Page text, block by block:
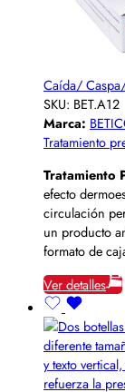
Caída/
SKU: BET.A12
Marca:
Tratamiento
Tratamiento
efecto
circulación
un producto
formato de
Ver detalles